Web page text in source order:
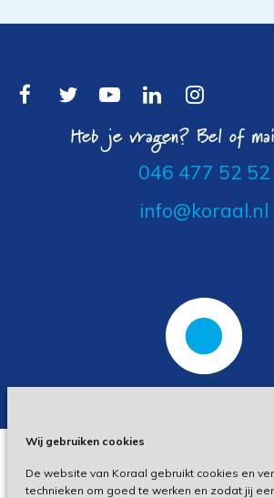
Wij gebruiken cookies
De website van Koraal gebruikt cookies en
technieken om goed te werken en zodat jij
Heb je vragen? Bel of
046 477 52 52
info@koraal.nl
Privacy